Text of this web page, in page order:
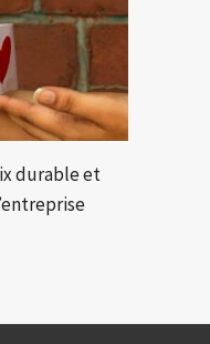
durable et